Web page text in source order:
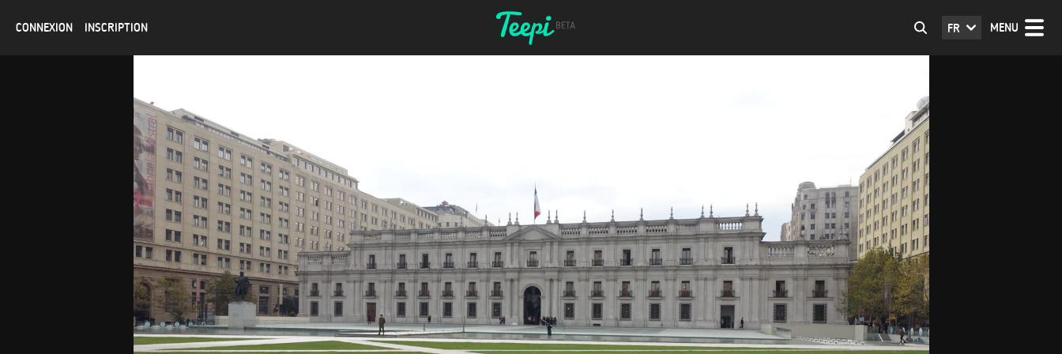
CONNEXION INSCRIPTION MENU
FR